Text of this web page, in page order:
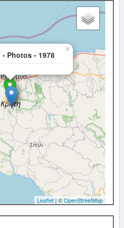
- Photos - 1978
×
Leaflet| ©OpenStreetMap